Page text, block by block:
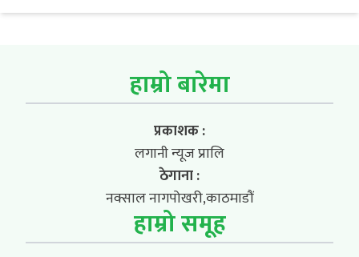
हाम्रो बारेमा
प्रकाशक :
लगानी न्यूज प्रालि
ठेगाना :
नक्साल नागपोखरी,काठमाडौं
हाम्रो समूह